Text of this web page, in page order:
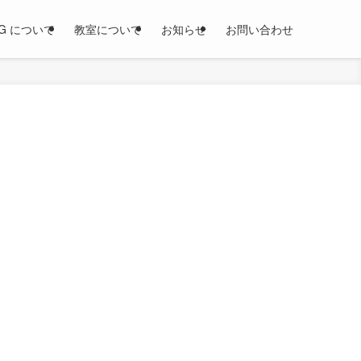
について 教室について お知らせ お問い合わせ